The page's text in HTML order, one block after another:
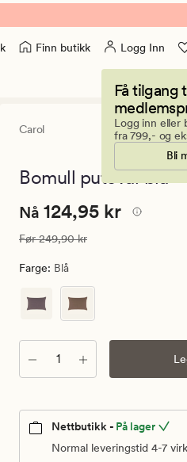
Finn butikk Logg Inn
Få tilgang
Logg inn eller
fra 799,- og
Bli
Carol
Bomull putevar blå
Nåværende
124,95
kr.
pris
kr
Nåværende pris
Nå 124,95 kr
Vanlig pris 249,90 kr
Før249,90 kr
Farge: Blå
Antall
Nettbutikk - På lager
Normal leveringstid 4-7